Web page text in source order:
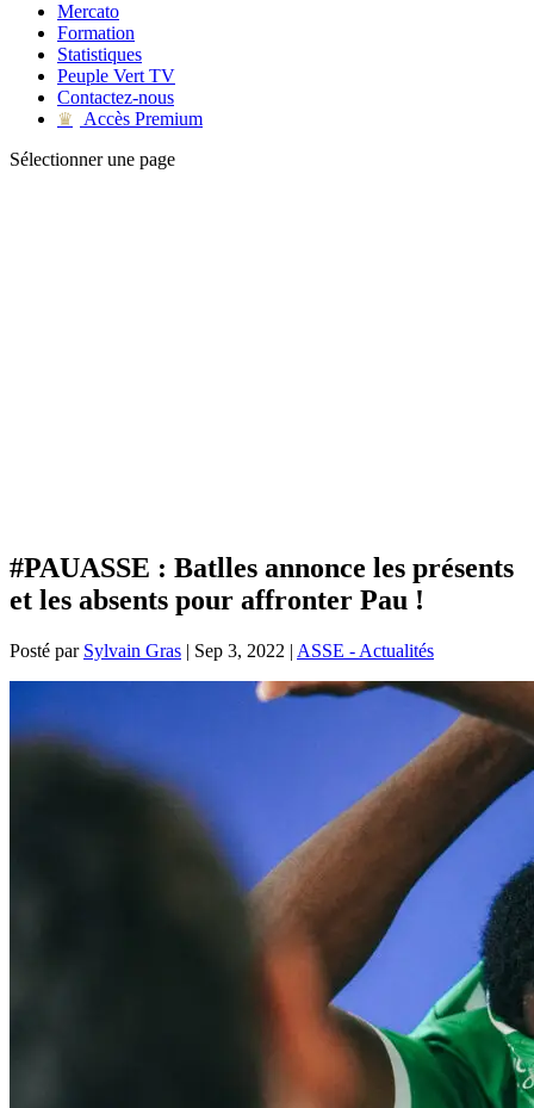
Mercato
Formation
Statistiques
Peuple Vert TV
Contactez-nous
♛
Accès Premium
Sélectionner une page
#PAUASSE : Batlles annonce les présents
et les absents pour affronter Pau !
Posté par Sylvain Gras | Sep 3, 2022 | ASSE - Actualités